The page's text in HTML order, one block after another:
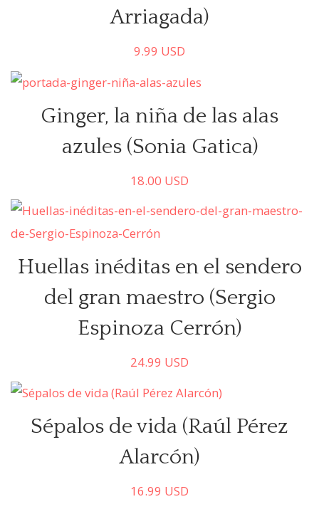
Arriagada)
9.99 USD
Ginger, la niña de las alas
azules (Sonia Gatica)
18.00 USD
Comprar
Huellas inéditas en el sendero
del gran maestro (Sergio
Espinoza Cerrón)
24.99 USD
Sépalos de vida (Raúl Pérez
Alarcón)
16.99 USD